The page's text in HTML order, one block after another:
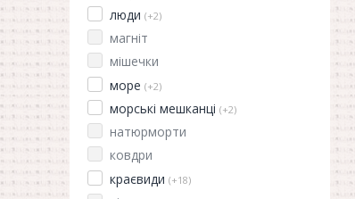
люди (+2)
магніт
мішечки
море (+2)
морські мешканці (+2)
натюрморти
ковдри
краєвиди (+18)